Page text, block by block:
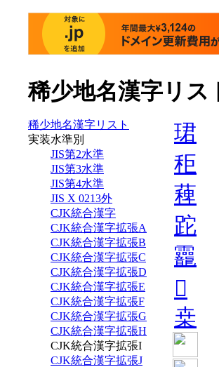
稀少地名漢字リス
珺
秬
薭
跎
龗
𮁿
桒
稀少地名漢字リスト
実装水準別
JIS第2水準
JIS第3水準
JIS第4水準
JIS X 0213外
CJK統合漢字
CJK統合漢字拡張A
CJK統合漢字拡張B
CJK統合漢字拡張C
CJK統合漢字拡張D
CJK統合漢字拡張E
CJK統合漢字拡張F
CJK統合漢字拡張G
CJK統合漢字拡張H
CJK統合漢字拡張I
CJK統合漢字拡張J